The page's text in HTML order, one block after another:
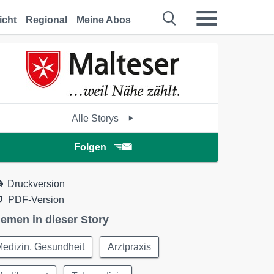
Regional Meine Abos
Alle Storys
Folgen
Druckversion
PDF-Version
in dieser Story
Gesundheit Arztpraxis